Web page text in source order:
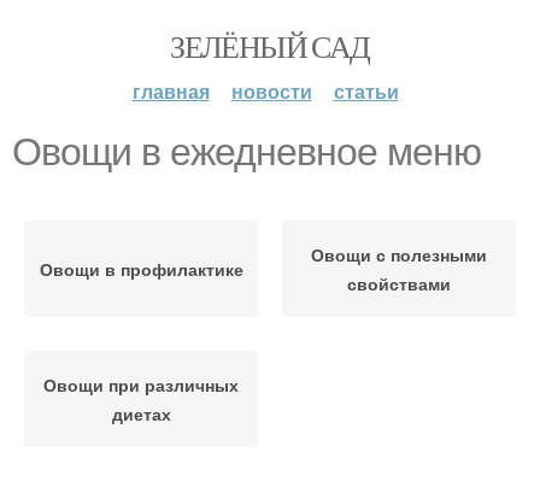
ЗЕЛЁНЫЙ САД
главная новости статьи
Овощи в ежедневное меню
Овощи в профилактике
Овощи с полезными
свойствами
Овощи при различных
диетах